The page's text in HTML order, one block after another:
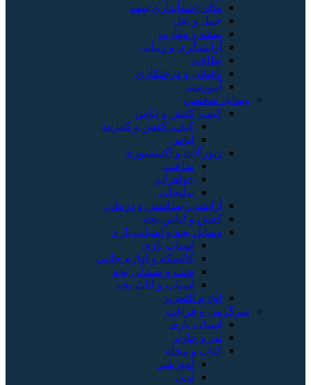
مالی/حسابداری/بیمه
حمل و نقل
پیشه و مهارت
آرایشگری و زیبایی
نظافت
باغبانی و درختکاری
آموزشی
وسایل شخصی
کیف، کفش و لباس
کیف، کفش و کمربند
لباس
زیورآلات و اکسسوری
ساعت
جواهرات
بدلیجات
آرایشی، بهداشتی و درمانی
کفش و لباس بچه
وسایل بچه و اسباب بازی
اسباب بازی
کالسکه و لوازم جانبی
تخت و صندلی بچه
اسباب و اثاث بچه
لوازم التحریر
سرگرمی و فراغت
اسباب‌ بازی
تور و چارتر
کتاب و مجله
آموزشی
ادبی